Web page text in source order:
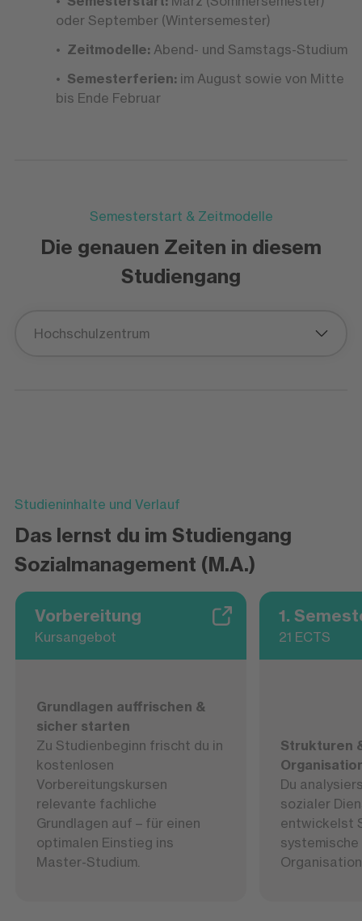
oder September (Wintersemester)
Zeitmodelle: Abend- und Samstags-Studium
Semesterferien:im August sowie von Mitte
bis Ende Februar
Semesterstart & Zeitmodelle
Die genauen Zeiten in diesem
Studiengang
Hochschulzentrum
Studieninhalte und Verlauf
Das lernst du im Studiengang
Sozialmanagement (M.A.)
Vorbereitung
Kursangebot
Grundlagen auffrischen &
sicher starten
Zu Studienbeginn frischt du in
kostenlosen
Vorbereitungskursen
relevante fachliche
Grundlagen auf – für einen
optimalen Einstieg ins
Master-Studium.
1.
21 ECTS
Strukturen
Du
sozialer
entwickelst